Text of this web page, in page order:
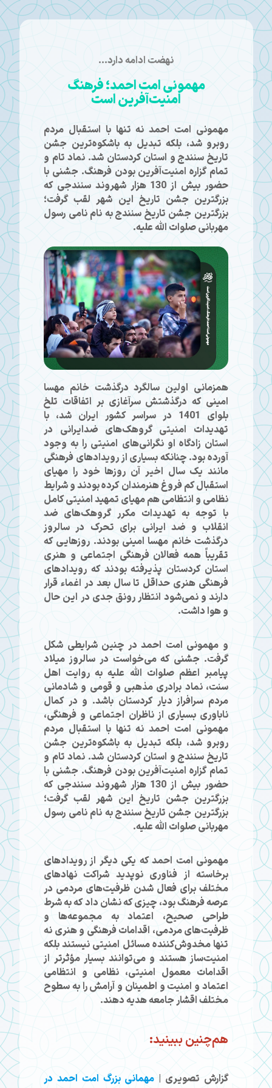
نهضت ادامه دارد...
مهمونی امت احمد؛ فرهنگ
امنیت‌آفرین است
مهمونی امت احمد نه تنها با استقبال مردم
روبرو شد، بلکه تبدیل به باشکوه‌ترین جشن
تاریخ سنندج و استان کردستان شد. نماد تام و
تمام گزاره امنیت‌آفرین بودن فرهنگ. جشنی با
حضور بیش از 130 هزار شهروند سنندجی که
بزرگترین جشن تاریخ این شهر لقب گرفت؛
بزرگترین جشن تاریخ سنندج به نام نامی رسول
مهربانی صلوات الله علیه.
همزمانی اولین سالگرد درگذشت خانم مهسا
امینی که درگذشتش سرآغازی بر اتفاقات تلخ
بلوای 1401 در سراسر کشور ایران شد، با
تهدیدات امنیتی گروهک‌های ضدایرانی در
استان زادگاه او نگرانی‌های امنیتی را به وجود
آورده بود. چنانکه بسیاری از رویدادهای فرهنگی
مانند یک سال اخیر آن روزها خود را مهیای
استقبال کم فروغ هنرمندان کرده بودند و شرایط
نظامی و انتظامی هم مهیای تمهید امنیتی کامل
با توجه به تهدیدات مکرر گروهک‌های ضد
انقلاب و ضد ایرانی برای تحرک در سالروز
درگذشت خانم مهسا امینی بودند. روزهایی که
تقریباً همه فعالان فرهنگی اجتماعی و هنری
استان کردستان پذیرفته بودند که رویدادهای
فرهنگی هنری حداقل تا سال بعد در اغماء قرار
دارند و نمی‌شود انتظار رونق جدی در این حال
و هوا داشت.
و مهمونی امت احمد در چنین شرایطی شکل
گرفت. جشنی که می‌خواست در سالروز میلاد
پیامبر اعظم صلوات الله علیه به روایت اهل
سنت، نماد برادری مذهبی و قومی و شادمانی
مردم سرافراز دیار کردستان باشد. و در کمال
ناباوری بسیاری از ناظران اجتماعی و فرهنگی،
مهمونی امت احمد نه تنها با استقبال مردم
روبرو شد، بلکه تبدیل به باشکوه‌ترین جشن
تاریخ سنندج و استان کردستان شد. نماد تام و
تمام گزاره امنیت‌آفرین بودن فرهنگ. جشنی با
حضور بیش از 130 هزار شهروند سنندجی که
بزرگترین جشن تاریخ این شهر لقب گرفت؛
بزرگترین جشن تاریخ سنندج به نام نامی رسول
مهربانی صلوات الله علیه.
مهمونی امت احمد که یکی دیگر از رویدادهای
برخاسته از فناوری نوپدید شراکت نهادهای
مختلف برای فعال شدن ظرفیت‌های مردمی در
عرصه فرهنگ بود، چیزی که نشان داد که به شرط
طراحی صحیح، اعتماد به مجموعه‌ها و
ظرفیت‌های مردمی، اقدامات فرهنگی و هنری نه
تنها مخدوش‌کننده مسائل امنیتی نیستند بلکه
امنیت‌ساز هستند و می‌توانند بسیار مؤثرتر از
اقدامات معمول امنیتی، نظامی و انتظامی
اعتماد و امنیت و اطمینان و آرامش را به سطوح
مختلف اقشار جامعه هدیه دهند.
هم‌چنین ببینید:
گزارش تصویری | مهمانی بزرگ امت احمد در